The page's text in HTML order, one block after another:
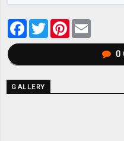
Facebook
TwitterPinterest
0
GALLERY